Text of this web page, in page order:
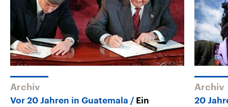
Archiv
Vor 20 Jahren in Guatemala
Ein
Archiv
20